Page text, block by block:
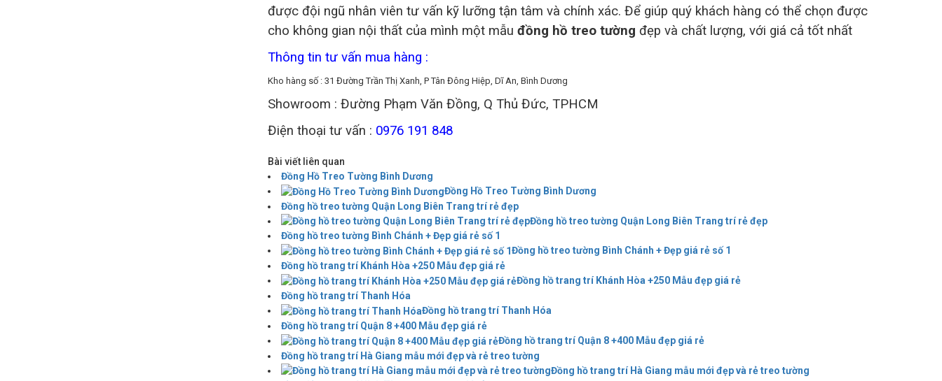
được đội ngũ nhân viên tư vấn kỹ lưỡng tận tâm và chính xác. Để giúp quý khách hàng có thể chọn được
cho không gian nội thất của mình một mẫu đồng hồ treo tường đẹp và chất lượng, với giá cả tốt nhất
Thông tin tư vấn mua hàng :
Kho hàng số : 31 Đường Trần Thị Xanh, P Tân Đông Hiệp, Dĩ An, Bình Dương
Showroom : Đường Phạm Văn Đồng, Q Thủ Đức, TPHCM
Điện thoại tư vấn : 0976 191 848
Bài viết liên quan
Đồng Hồ Treo Tường Bình Dương
Đồng Hồ Treo Tường Bình Dương
Đồng hồ treo tường Quận Long Biên Trang trí rẻ đẹp
Đồng hồ treo tường Quận Long Biên Trang trí rẻ đẹp
Đồng hồ treo tường Bình Chánh + Đẹp giá rẻ số 1
Đồng hồ treo tường Bình Chánh + Đẹp giá rẻ số 1
Đồng hồ trang trí Khánh Hòa +250 Mẫu đẹp giá rẻ
Đồng hồ trang trí Khánh Hòa +250 Mẫu đẹp giá rẻ
Đồng hồ trang trí Thanh Hóa
Đồng hồ trang trí Thanh Hóa
Đồng hồ trang trí Quận 8 +400 Mẫu đẹp giá rẻ
Đồng hồ trang trí Quận 8 +400 Mẫu đẹp giá rẻ
Đồng hồ trang trí Hà Giang mẫu mới đẹp và rẻ treo tường
Đồng hồ trang trí Hà Giang mẫu mới đẹp và rẻ treo tường